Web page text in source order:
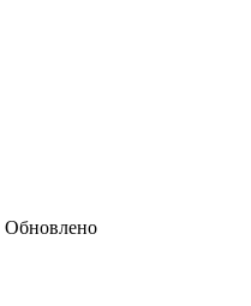
Обновлено